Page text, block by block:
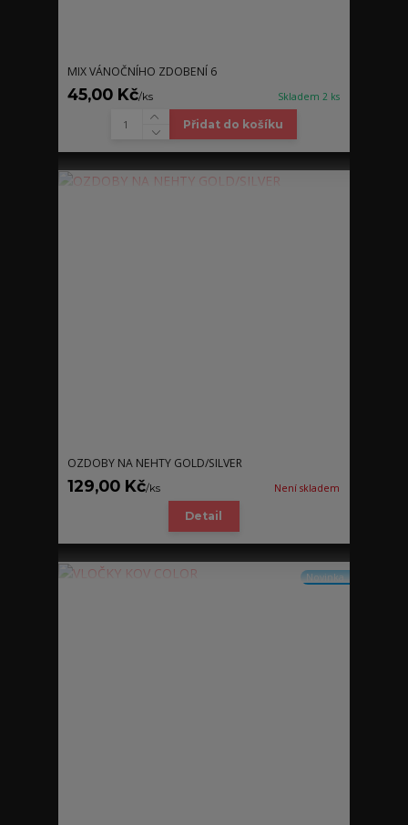
MIX VÁNOČNÍHO ZDOBENÍ 6
45,00 Kč/ks Skladem 2 ks
Přidat do košíku
OZDOBY NA NEHTY GOLD/SILVER
129,00 Kč/ks Není skladem
Detail
Novinka